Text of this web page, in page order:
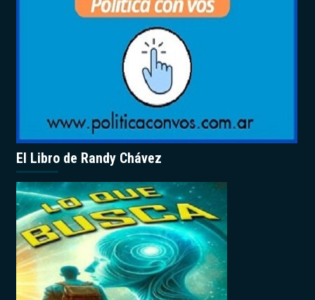
El Libro de Randy Chávez